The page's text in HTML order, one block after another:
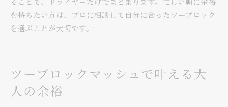
を持ちたい方は、プロに相談して自分に合ったツーブロック
を選ぶことが大切です。
ツーブロックマッシュで叶える大
人の余裕